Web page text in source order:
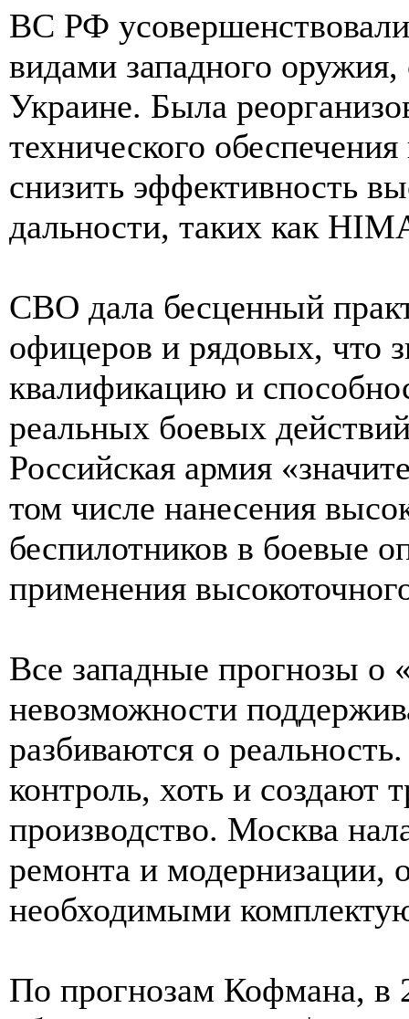
ВС РФ
видами западного
Украине. Была
технического
снизить эффективность
дальности, таких как
СВО дала бесценный
офицеров и рядовых, что
квалификацию и
реальных боевых
Российская армия
том числе нанесения
беспилотников в боевые
применения
Все западные прогнозы о
невозможности
разбиваются о
контроль, хоть и создают
производство. Москва
ремонта и модернизации,
необходимыми
По прогнозам Кофмана, в